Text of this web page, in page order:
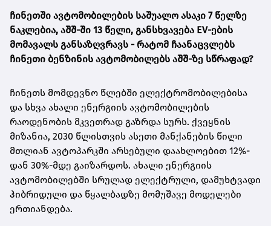
ჩინეთში ავტომობილების საშუალო ასაკი 7 წელზე
ნაკლებია, აშშ-ში 13 წელი, განსხვავება EV-ების
მომავალს განსაზღვრავს - რატომ ჩაანაცვლებს
ჩინეთი ბენზინის ავტომობილებს აშშ-ზე სწრაფად?
ჩინეთს მომდევნო წლებში ელექტრომობილებისა
და სხვა ახალი ენერგიის ავტომობილების
რაოდენობის მკვეთრად გაზრდა სურს. ქვეყნის
მიზანია, 2030 წლისთვის ასეთი მანქანების წილი
მთლიან ავტოპარკში არსებული დაახლოებით 12%-
დან 30%-მდე გაიზარდოს. ახალი ენერგიის
ავტომობილებში სრულად ელექტრული, დამუხტვადი
ჰიბრიდული და წყალბადზე მომუშავე მოდელები
ერთიანდება.